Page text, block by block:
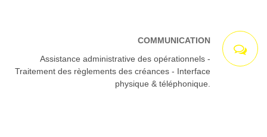
COMMUNICATION
Assistance administrative des opérationnels -
Traitement des règlements des créances - Interface
physique & téléphonique.